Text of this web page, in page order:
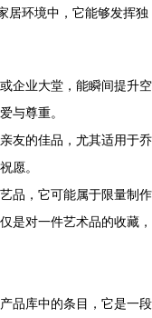
居环境中，它能够发挥独
企业大堂，能瞬间提升空
与尊重。
友的佳品，尤其适用于乔
愿。
品，它可能属于限量制作
是对一件艺术品的收藏，
品库中的条目，它是一段